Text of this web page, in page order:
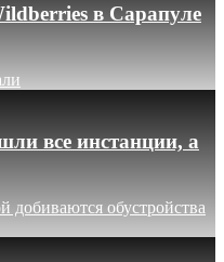
в Сарапуле
все инстанции, а
добиваются обустройства